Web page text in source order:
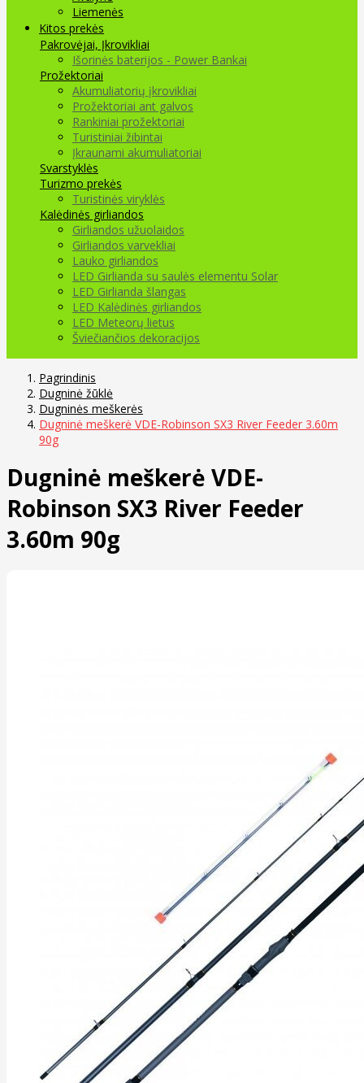
Liemenės
Kitos prekės
Pakrovėjai, Įkrovikliai
Išorinės baterijos - Power Bankai
Prožektoriai
Akumuliatorių įkrovikliai
Prožektoriai ant galvos
Rankiniai prožektoriai
Turistiniai žibintai
Įkraunami akumuliatoriai
Svarstyklės
Turizmo prekės
Turistinės viryklės
Kalėdinės girliandos
Girliandos užuolaidos
Girliandos varvekliai
Lauko girliandos
LED Girlianda su saulės elementu Solar
LED Girlianda šlangas
LED Kalėdinės girliandos
LED Meteorų lietus
Šviečiančios dekoracijos
Pagrindinis
Dugninė žūklė
Dugninės meškerės
Dugninė meškerė VDE-Robinson SX3 River Feeder 3.60m
90g
Dugninė meškerė VDE-
Robinson SX3 River Feeder
3.60m 90g